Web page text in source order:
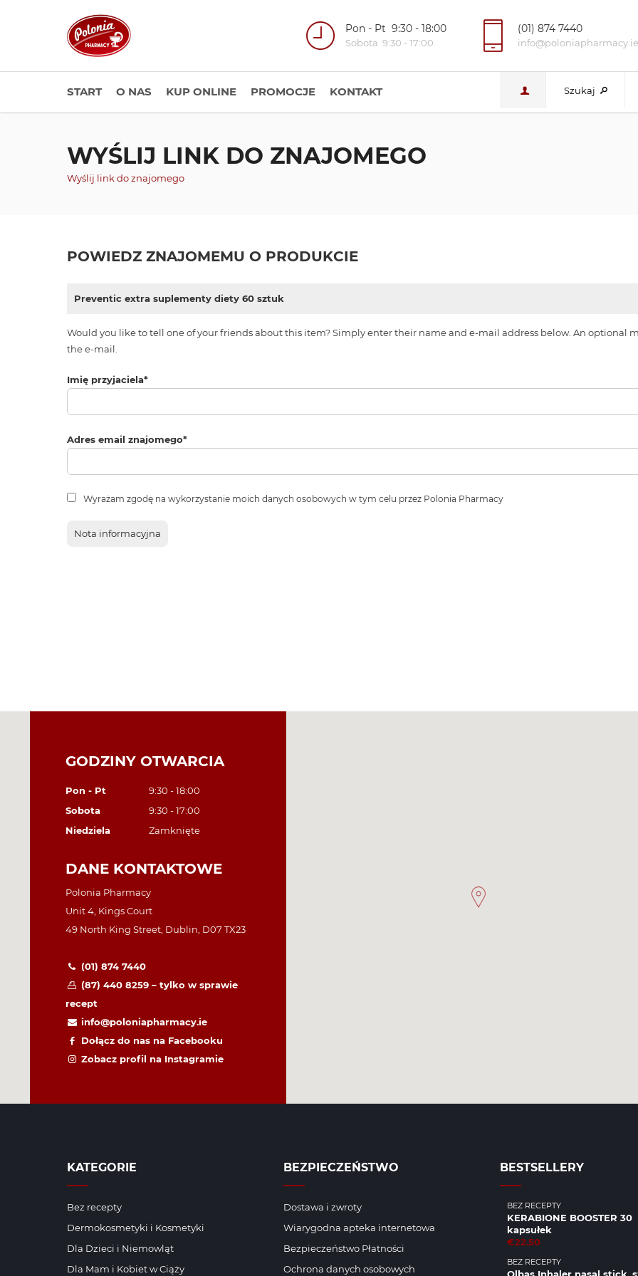
Pon - Pt 9:30 - 18:00
Sobota 9:30 - 17:00
(01) 874 7440
info@poloniapharmacy.ie
Szukaj
START O NAS KUP ONLINE PROMOCJE KONTAKT
WYŚLIJ LINK DO ZNAJOMEGO
Wyślij link do znajomego
POWIEDZ ZNAJOMEMU O PRODUKCIE
Preventic extra suplementy diety 60 sztuk
Would you like to tell one of your friends about this item? Simply enter their name and e-mail address below. An optional
the e-mail.
Imię przyjaciela*
Adres email znajomego*
Wyrażam zgodę na wykorzystanie moich danych osobowych w tym celu przez Polonia Pharmacy
Nota informacyjna
GODZINY OTWARCIA
Pon - Pt
9:30 - 18:00
Sobota
9:30 - 17:00
Niedziela
Zamknięte
DANE KONTAKTOWE
Polonia Pharmacy
Unit 4, Kings Court
49 North King Street, Dublin, D07 TX23
(01) 874 7440
(87) 440 8259 – tylko w sprawie
recept
info@poloniapharmacy.ie
Dołącz do nas na Facebooku
Zobacz profil na Instagramie
KATEGORIE
Bez recepty
Dermokosmetyki i Kosmetyki
Dla Dzieci i Niemowląt
Dla Mam i Kobiet w Ciąży
BEZPIECZEŃSTWO
Dostawa i zwroty
Wiarygodna apteka internetowa
Bezpieczeństwo Płatności
Ochrona danych osobowych
BESTSELLERY
BEZ RECEPTY
KERABIONE BOOSTER 30
kapsułek
€22.50
BEZ RECEPTY